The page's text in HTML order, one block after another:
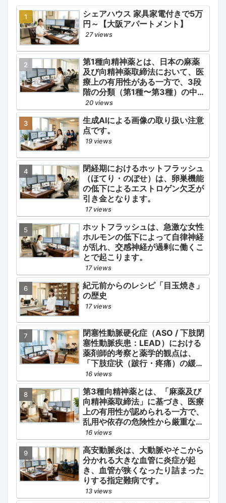
シェアハウス 家具家電付きで5万
円～【大阪アパートメント】
27 views
第1種向精神薬とは、日本の麻薬
及び向精神薬取締法において、医
療上の有用性がある一方で、3段
階の分類（第1種〜第3種）の中で
最も医療用としての濫用の危険性
が高く、有害作用が強いとされる
医薬品です。
20 views
生成AIによる画像の取り扱い注意
点です。
19 views
閉経期におけるホットフラッシュ
（ほてり・のぼせ）は、卵巣機能
の低下によるエストロゲン欠乏が
引き金となります。
17 views
ホットフラッシュは、急激な女性
ホルモンの低下によって自律神経
が乱れ、交感神経が過剰に働くこ
とで起こります。
17 views
紀元前からのレシピ「目玉焼き」
の歴史
17 views
閉塞性動脈硬化症（ASO / 下肢閉
塞性動脈疾患：LEAD）における
薬剤師的考察と薬学的観点は、
「下肢症状（跛行・疼痛）の緩
和」と「全身性動脈硬化による脳
心血管イベント（脳梗塞・心筋梗
塞）の二次予防」の2軸を同時に
管理することにあります。
16 views
第3種向精神薬とは、「麻薬及び
向精神薬取締法」に基づき、医療
上の有用性が認められる一方で、
乱用や依存の危険性から厳重な管
理・規制が必要とされる薬物のう
ち、第1種・第2種よりも比較的リ
スクが低いと判断されて指定され
ている医薬品の分類です。
16 views
高安動脈炎は、大動脈やそこから
分かれる大きな血管に炎症が起
き、血管が狭くなったり詰まった
りする指定難病です。
13 views